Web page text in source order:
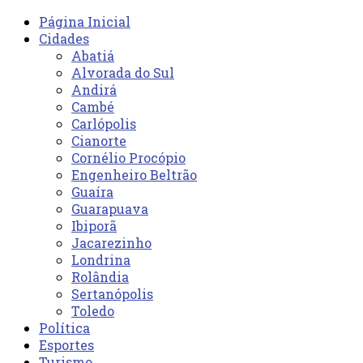
Página Inicial
Cidades
Abatiá
Alvorada do Sul
Andirá
Cambé
Carlópolis
Cianorte
Cornélio Procópio
Engenheiro Beltrão
Guaíra
Guarapuava
Ibiporã
Jacarezinho
Londrina
Rolândia
Sertanópolis
Toledo
Política
Esportes